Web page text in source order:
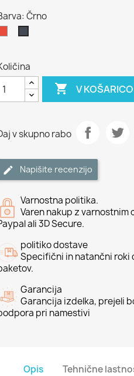
Črno
 V KOŠARICO
v skupno rabo
Napišite recenzijo
Varnostna politika.
Varen nakup z varnostnim
ali 3D Secure.
politiko dostave
Specifični in natančni roki
Garancija
Garancija izdelka, prejeli
pri namestivi
Opis Tehnične